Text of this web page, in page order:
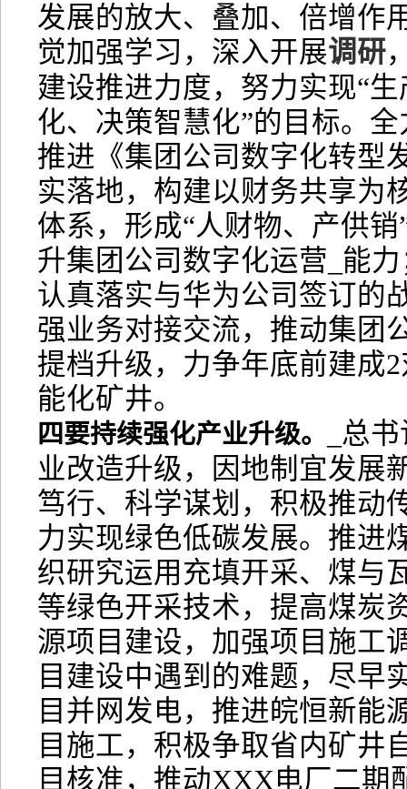
发展的放大、叠加、倍增作
觉加强学习，深入开展调研
建设推进力度，努力实现“
化、决策智慧化”的目标。
推进《集团公司数字化转型
实落地，构建以财务共享为
体系，形成“人财物、产供
升集团公司数字化运营_能
认真落实与华为公司签订的
强业务对接交流，推动集团
提档升级，力争年底前建成
能化矿井。
四要持续强化产业升级。
_总
业改造升级，因地制宜发展
笃行、科学谋划，积极推动
力实现绿色低碳发展。推进
织研究运用充填开采、煤与
等绿色开采技术，提高煤炭
源项目建设，加强项目施工
目建设中遇到的难题，尽早
目并网发电，推进皖恒新能
目施工，积极争取省内矿井
目核准，推动XXX电厂二期